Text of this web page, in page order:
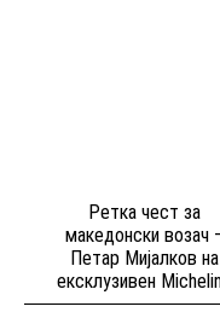
Ретка чест за
македонски возач
Петар Мијалков на
ексклузивен